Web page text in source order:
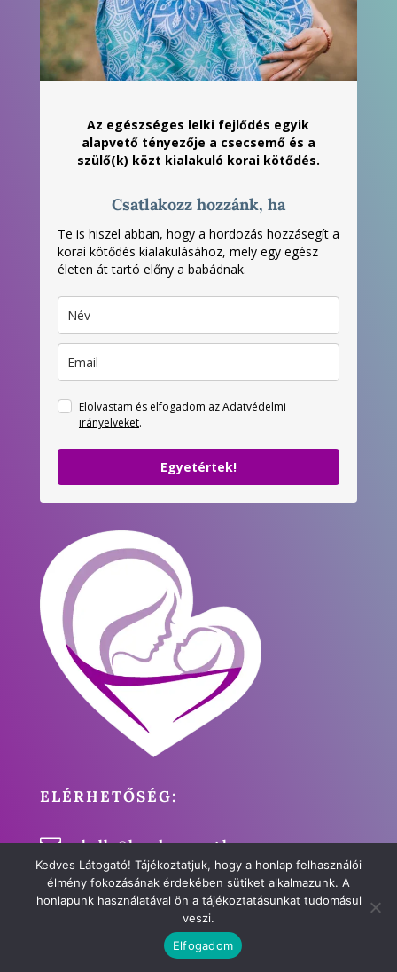
Az egészséges lelki fejlődés egyik
alapvető tényezője a csecsemő és a
szülő(k) közt kialakuló korai kötődés.
Csatlakozz hozzánk, ha
Te is hiszel abban, hogy a hordozás hozzásegít a
korai kötődés kialakulásához, mely egy egész
életen át tartó előny a babádnak.
Elolvastam és elfogadom azAdatvédelmi
irányelveket.
Egyetértek!
ELÉRHETŐSÉG:
 hello@kendoorszag.hu
 +36 70 779 7314
Kedves Látogató! Tájékoztatjuk, hogy a honlap felhasználói
élmény fokozásának érdekében sütiket alkalmazunk. A
honlapunk használatával ön a tájékoztatásunkat tudomásul
veszi.
Elfogadom